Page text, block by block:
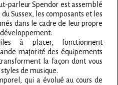
parleur Spendor est assemblé
Sussex, les composants et les
dans le cadre de leur propre
à placer, fonctionnent
majorité des équipements
la façon dont vous
de musique.
qui a évolué au cours de